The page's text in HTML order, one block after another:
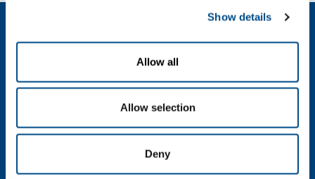
Show details
Allow all
Allow selection
Deny
Profilo aziendale
Sostenibilità
Sicurezza, ambiente e qualità
SOL per l'industria